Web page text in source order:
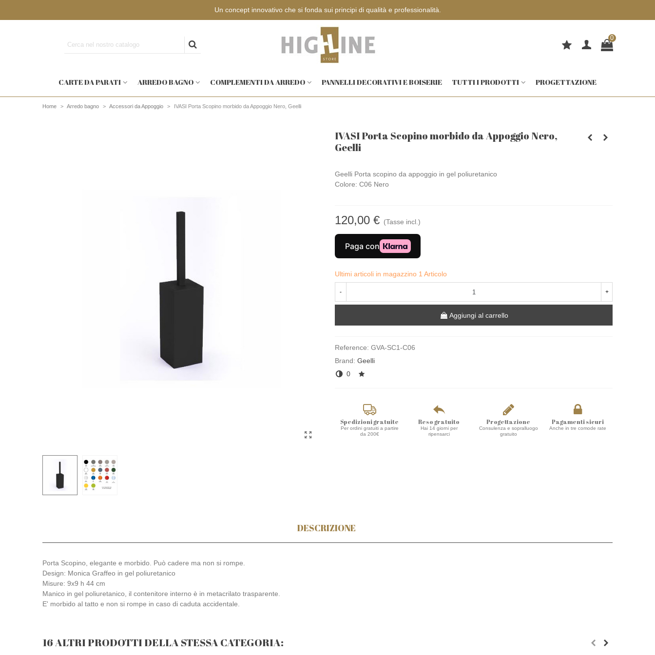
Progettazione e sopralluoghi gratuiti
0
CARTE DA PARATI ARREDO BAGNO COMPLEMENTI DA ARREDO PANNELLI DECORATIVI E BOISERIE TUTTI I PRODOTTI PROGETTAZIONE
Home > Arredo bagno > Accessori da Appoggio > IVASI Porta Scopino morbido da Appoggio Nero, Geelli
IVASI Porta Scopino morbido da Appoggio Nero,
Geelli
Geelli Porta scopino da appoggio in gel poliuretanico
Colore: C06 Nero
120,00 € (Tasse incl.)
Ultimi articoli in magazzino 1 Articolo
- +
Aggiungi al carrello
Reference: GVA-SC1-C06
Brand: Geelli
0
Spedizioni gratuite
Per ordini gratuiti a partire
da 200€
Reso gratuito
Hai 14 giorni per
ripensarci
Progettazione
Consulenza e sopralluogo
gratuito
Pagamenti sicuri
Anche in tre comode rate
DESCRIZIONE
Porta Scopino, elegante e morbido. Può cadere ma non si rompe.
Design: Monica Graffeo in gel poliuretanico
Misure: 9x9 h 44 cm
Manico in gel poliuretanico, il contenitore interno è in metacrilato trasparente.
E' morbido al tatto e non si rompe in caso di caduta accidentale.
16 ALTRI PRODOTTI DELLA STESSA CATEGORIA: